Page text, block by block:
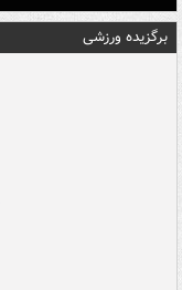
برگزیده ورزشی